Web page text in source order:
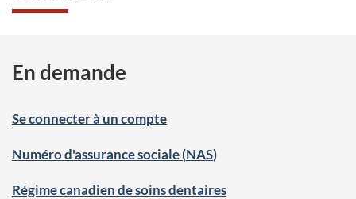
En demande
Se connecter à un compte
Numéro d'assurance sociale (NAS)
Régime canadien de soins dentaires